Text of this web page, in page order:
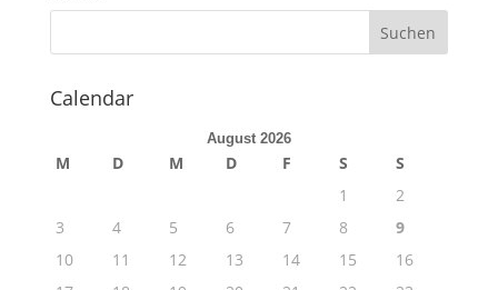
Calendar
August 2026
M D M D F S
S
1
2
3
4 5 6 7 8
9
10
11 12 13 14 15
16